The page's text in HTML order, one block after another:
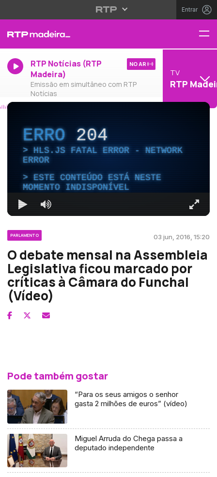
Entrar
RTP Notícias (RTP
Madeira)
Emissão em simultâneo com RTP
Notícias
NO AR
TV
RTP
ERRO204
HLS.JS FATAL ERROR - NETWORK
ERROR
ESTE CONTEÚDO ESTÁ NESTE
MOMENTO INDISPONÍVEL
PARLAMENTO 03 jun, 2016, 15:20
O debate mensal na Assembleia
Legislativa ficou marcado por
críticas à Câmara do Funchal
(Vídeo)
Pode também gostar
“Para os seus amigos o senhor
gasta 2 milhões de euros” (vídeo)
Miguel Arruda do Chega passa a
deputado independente